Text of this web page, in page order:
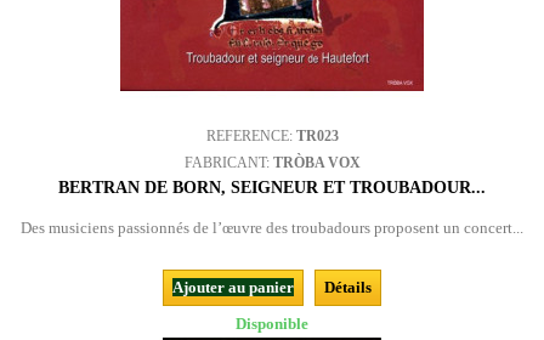
REFERENCE: TR023
FABRICANT: TRÒBA VOX
BERTRAN DE BORN, SEIGNEUR ET TROUBADOUR...
Des musiciens passionnés de l’œuvre des troubadours proposent un concert...
Ajouter au panier
Détails
Disponible